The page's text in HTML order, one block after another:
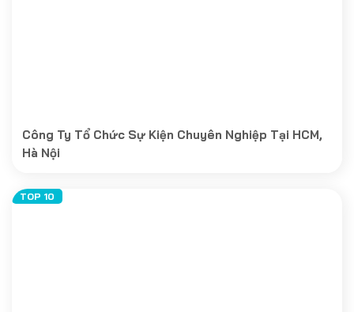
Công Ty Tổ Chức Sự Kiện Chuyên Nghiệp Tại HCM,
Hà Nội